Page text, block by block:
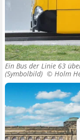
Ein Bus der Linie 63
(Symbolbild) © Holm